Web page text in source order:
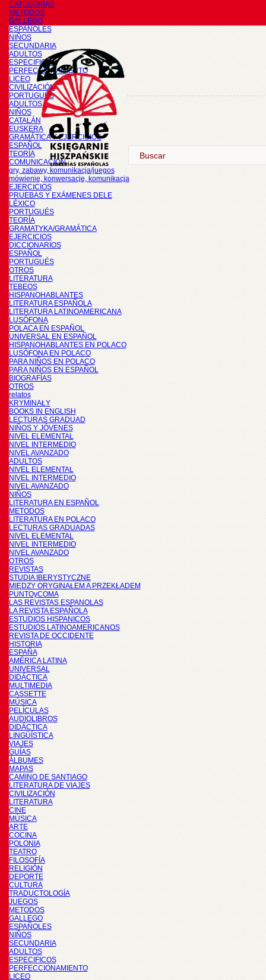
CATEGORÍAS
METODOS
GALLEGO
ESPAÑOLES
NIÑOS
SECUNDARIA
ADULTOS
ESPECIFICOS
PERFECCIONAMIENTO
LICEO
CIVILIZACIÓN
PORTUGUÉS
ADULTOS
NIÑOS
CATALÁN
EUSKERA
GRAMÁTICA Y EJERCICIOS
ESPAÑOL
TEORÍA
COMUNICACIÓN
gry, zabawy, komunikacja/juegos
mówienie, konwersacje, komunikacja
EJERCICIOS
PRUEBAS Y EXÁMENES DELE
LÉXICO
PORTUGUÉS
TEORÍA
GRAMATYKA/GRAMÁTICA
EJERCICIOS
DICCIONARIOS
ESPAÑOL
PORTUGUÉS
OTROS
LITERATURA
TEBEOS
HISPANOHABLANTES
LITERATURA ESPAÑOLA
LITERATURA LATINOAMERICANA
LUSÓFONA
POLACA EN ESPAÑOL
UNIVERSAL EN ESPAÑOL
HISPANOHABLANTES EN POLACO
LUSÓFONA EN POLACO
PARA NIÑOS EN POLACO
PARA NIÑOS EN ESPAÑOL
BIOGRAFÍAS
OTROS
relatos
KRYMINAŁY
BOOKS IN ENGLISH
LECTURAS GRADUAD
NIÑOS Y JÓVENES
NIVEL ELEMENTAL
NIVEL INTERMEDIO
NIVEL AVANZADO
ADULTOS
NIVEL ELEMENTAL
NIVEL INTERMEDIO
NIVEL AVANZADO
NIÑOS
LITERATURA EN ESPAÑOL
METODOS
LITERATURA EN POLACO
LECTURAS GRADUADAS
NIVEL ELEMENTAL
NIVEL INTERMEDIO
NIVEL AVANZADO
OTROS
REVISTAS
STUDIA IBERYSTYCZNE
MIĘDZY ORYGINAŁEM A PRZEKŁADEM
PUNTOyCOMA
LAS REVISTAS ESPANOLAS
LA REVISTA ESPAÑOLA
ESTUDIOS HISPANICOS
ESTUDIOS LATINOAMERICANOS
REVISTA DE OCCIDENTE
HISTORIA
ESPAÑA
AMÉRICA LATINA
UNIVERSAL
DIDÁCTICA
MULTIMEDIA
CASSETTE
MÚSICA
PELÍCULAS
AUDIOLIBROS
DIDÁCTICA
LINGÜÍSTICA
VIAJES
GUÍAS
ÁLBUMES
MAPAS
CAMINO DE SANTIAGO
LITERATURA DE VIAJES
CIVILIZACIÓN
LITERATURA
CINE
MÚSICA
ARTE
COCINA
POLONIA
TEATRO
FILOSOFÍA
RELIGIÓN
DEPORTE
CULTURA
TRADUCTOLOGÍA
JUEGOS
METODOS
GALLEGO
ESPAÑOLES
NIÑOS
SECUNDARIA
ADULTOS
ESPECIFICOS
PERFECCIONAMIENTO
LICEO